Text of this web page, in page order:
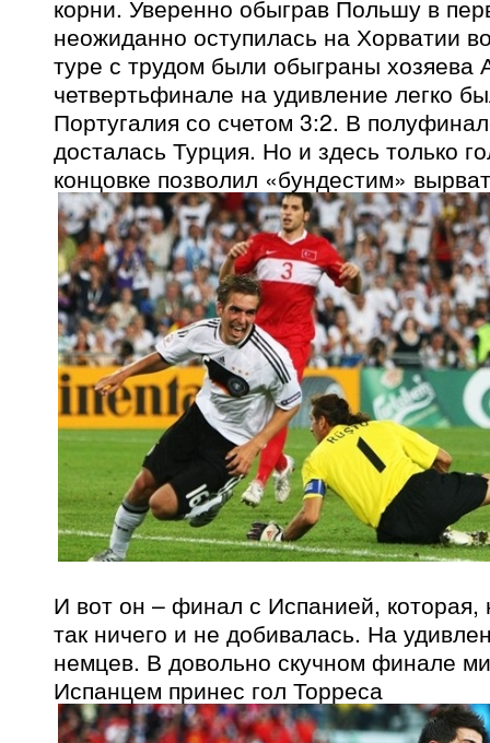
корни. Уверенно обыграв Польшу в
неожиданно оступилась на Хорватии
туре с трудом были обыграны хозяева
четвертьфинале на удивление легко
Португалия со счетом 3:2. В
досталась Турция. Но и здесь только
концовке позволил «бундестим»
И вот он – финал с Испанией,
так ничего и не добивалась. На
немцев. В довольно скучном финале
Испанцем принес гол Торреса